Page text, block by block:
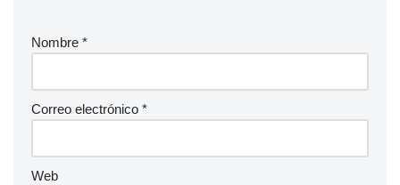
Nombre *
Correo electrónico *
Web